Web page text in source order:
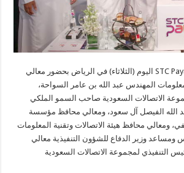
ودشنت الشركة الجديدةSTC Pay اليوم (الثلاثاء) في الرياض بحضور معالي
المهندس عبد الله بن عامر السواحة،
الاتصالات السعودية صاحب السمو الملكي
الله الفيصل آل سعود، ومعالي محافظ مؤسسة
ومعالي محافظ هيئة الاتصالات وتقنية المعلومات
ومساعد وزير الدفاع للشؤون التنفيذية معالي
التنفيذي لمجموعة الاتصالات السعودية